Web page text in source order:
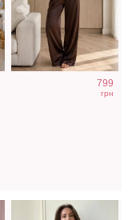
799
грн
Голубое